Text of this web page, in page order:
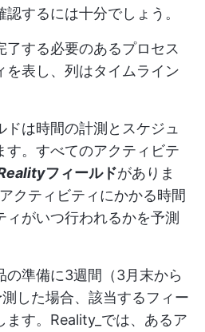
するには十分でしょう。
了する必要のあるプロセス
を表し、列はタイムライン
は時間の計測とスケジュ
す。すべてのアクティビテ
フィールドがありま
クティビティにかかる時間
ィがいつ行われるかを予測
の準備に3週間（3月末から
した場合、該当するフィー
ます。Reality_では、あるア